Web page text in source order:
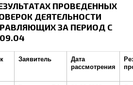
ПРОВЕДЕННЫХ
ДЕЯТЕЛЬНОСТИ
ЗА ПЕРИОД С
Заявитель
Дата
рассмотрения